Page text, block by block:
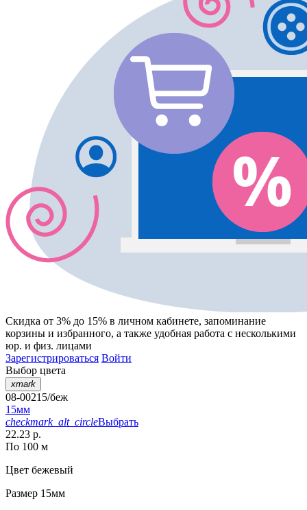
Скидка от 3% до 15% в личном кабинете, запоминание
корзины и избранного, а также удобная работа с несколькими
юр. и физ. лицами
Зарегистрироваться Войти
Выбор цвета
xmark
08-00215/беж
15мм
checkmark_alt_circleВыбрать
22.23 р.
По 100 м
Цвет бежевый
Размер 15мм